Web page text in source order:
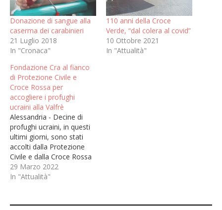
Donazione di sangue alla
caserma dei carabinieri
21 Luglio 2018
In "Cronaca"
110 anni della Croce
Verde, “dal colera al covid”
10 Ottobre 2021
In "Attualità"
Fondazione Cra al fianco
di Protezione Civile e
Croce Rossa per
accogliere i profughi
ucraini alla Valfrè
Alessandria - Decine di
profughi ucraini, in questi
ultimi giorni, sono stati
accolti dalla Protezione
Civile e dalla Croce Rossa
Italiana nella struttura
della Caserma Valfré
questa, alla quale si è
29 Marzo 2022
In "Attualità"